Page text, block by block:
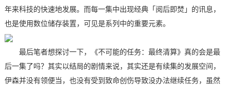
年来科技的快速地发展。而每一集中出现经典「阅后即焚」的讯息，
也是使用数位储存装置，可见是系列中的重要元素。
最后笔者想探讨一下，《不可能的任务：最终清算》真的会是最
后一集了吗？其实以结局的剧情来说，其实还是有续集的发展空间，
伊森并没有领便当，也没有受到致命创伤导致没办法继续任务，虽然